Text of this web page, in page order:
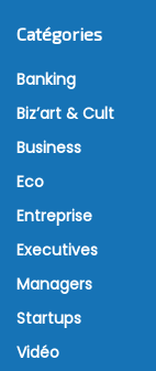
Catégories
Banking
Biz’art & Cult
Business
Eco
Entreprise
Executives
Managers
Startups
Vidéo